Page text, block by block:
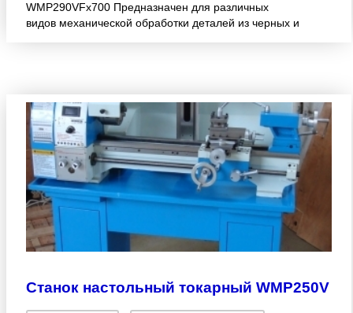
WMP290VFx700 Предназначен для различных
видов механической обработки деталей из черных и
Станок настольный токарный WMP250V